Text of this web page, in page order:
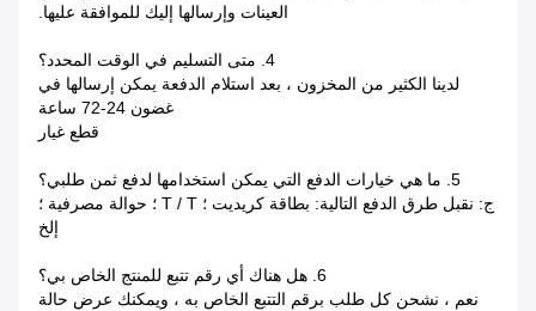
العينات وإرسالها إليك للموافقة عليها.
4. متى التسليم في الوقت المحدد؟
لدينا الكثير من المخزون ، بعد استلام الدفعة يمكن إرسالها في
غضون 24-72 ساعة
قطع غيار
5. ما هي خيارات الدفع التي يمكن استخدامها لدفع ثمن طلبي؟
ج: نقبل طرق الدفع التالية: بطاقة كريديت ؛ T / T ؛ حوالة مصرفية ؛
إلخ
6. هل هناك أي رقم تتبع للمنتج الخاص بي؟
نعم ، نشحن كل طلب برقم التتبع الخاص به ، ويمكنك عرض حالة